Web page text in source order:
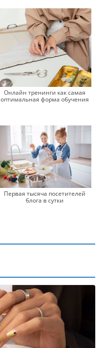
Онлайн тренинги как самая
оптимальная форма обучения
Первая тысяча посетителей
блога в сутки